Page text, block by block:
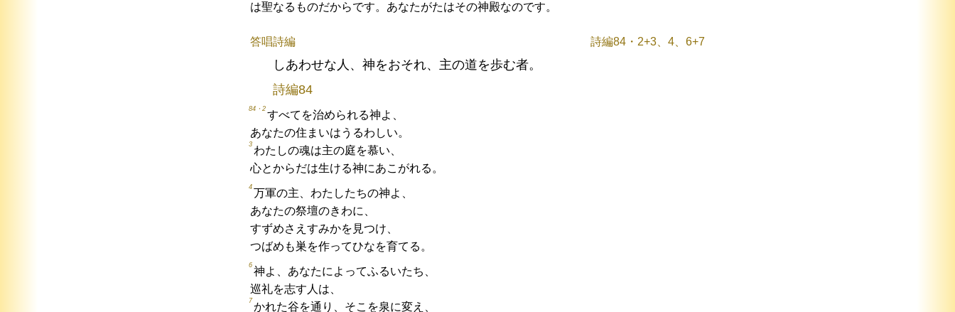
は聖なるものだからです。あなたがたはその神殿なのです。
答唱詩編 詩編84・2+3、4、6+7
しあわせな人、神をおそれ、主の道を歩む者。
詩編84
84・2
すべてを治められる神よ、
あなたの住まいはうるわしい。
3
わたしの魂は主の庭を慕い、
心とからだは生ける神にあこがれる。
4
万軍の主、わたしたちの神よ、
あなたの祭壇のきわに、
すずめさえすみかを見つけ、
つばめも巣を作ってひなを育てる。
6
神よ、あなたによってふるいたち、
巡礼を志す人は、
7
かれた谷を通り、そこを泉に変え、